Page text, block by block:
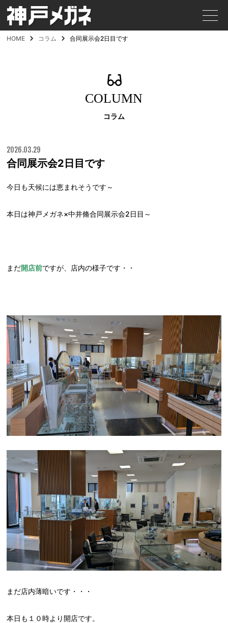
HOME コラム 合同展示会2日目です
COLUMN
コラム
2026.03.29
合同展示会2日目です
今日も天候には恵まれそうです～
本日は神戸メガネ×中井脩合同展示会2日目～
まだ開店前ですが、店内の様子です・・
まだ店内薄暗いです・・・
本日も１０時より開店です。